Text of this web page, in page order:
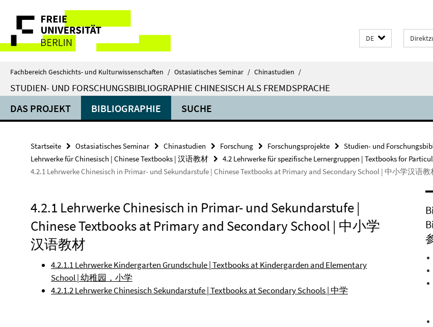
direkt
Inhalt
Service-
Navigation
DE
Fachbereich Geschichts- und Kulturwissenschaften / Ostasiatisches Seminar / Chinastudien /
STUDIEN- UND FORSCHUNGSBIBLIOGRAPHIE CHINESISCH ALS FREMDSPRACHE
DAS PROJEKT BIBLIOGRAPHIE SUCHE
Startseite Ostasiatisches Seminar Chinastudien Forschung Forschungsprojekte Studien- und
Lehrwerke für Chinesisch | Chinese Textbooks | 汉语教材
4.2 Lehrwerke für spezifische Lernergruppen | Textbooks for
4.2.1 Lehrwerke Chinesisch in Primar- und Sekundarstufe | Chinese Textbooks at Primary and Secondary School | 中小学汉语教
4.2.1 Lehrwerke Chinesisch in Primar- und Sekundarstufe |
Chinese Textbooks at Primary and Secondary School | 中小学
汉语教材
4.2.1.1 Lehrwerke Kindergarten Grundschule | Textbooks at Kindergarden and Elementary
School | 幼稚园，小学
4.2.1.2 Lehrwerke Chinesisch Sekundarstufe | Textbooks at Secondary Schools | 中学